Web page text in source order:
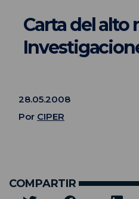
Carta del alto
28.05.2008
Por CIPER
COMPARTIR